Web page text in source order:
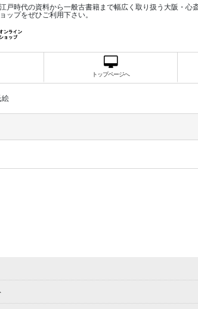
戸時代の資料から一般古書籍まで幅広く取り扱う大阪・心
ップをぜひご利用下さい。
トップページへ
絵